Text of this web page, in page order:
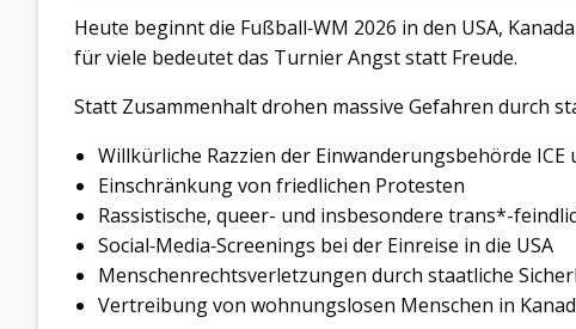
Heute beginnt die Fußball‑WM 2026 in den USA,
für viele bedeutet das Turnier Angst statt Freude.
Statt Zusammenhalt drohen massive Gefahren durch
Willkürliche Razzien der Einwanderungsbehörde
Einschränkung von friedlichen Protesten
Rassistische, queer- und insbesondere trans*-
Social‑Media‑Screenings bei der Einreise in die USA
Menschenrechtsverletzungen durch staatliche
Vertreibung von wohnungslosen Menschen in